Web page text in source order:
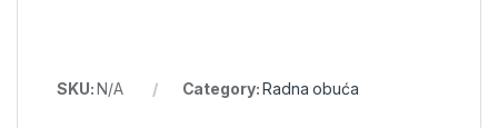
SKU:N/A Category:Radna obuća